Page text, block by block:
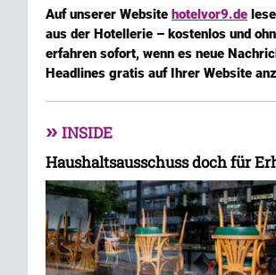
Auf unserer Website hotelvor9.de
aus der Hotellerie – kostenlos und
erfahren sofort, wenn es neue
Headlines gratis auf Ihrer Website
» INSIDE
Haushaltsausschuss doch für